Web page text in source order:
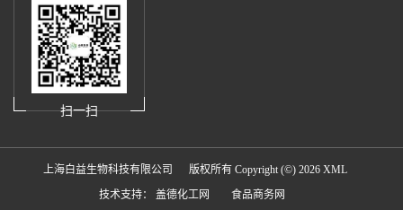
扫一扫
上海白益生物科技有限公司 版权所有 Copyright (©) 2026 XML
技术支持： 盖德化工网 食品商务网